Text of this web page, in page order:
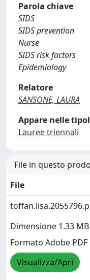
Parola chiave
SIDS
SIDS prevention
Nurse
SIDS risk factors
Epidemiology
Relatore
SANSONE, LAURA
Appare nelle
Lauree triennali
File in questo
File
Dimensione 1.33 MB
Formato Adobe PDF
Visualizza/Apri